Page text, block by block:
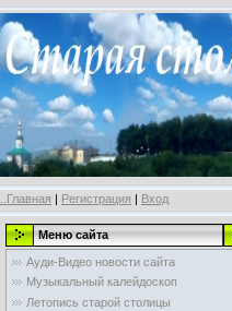
..Главная | Регистрация | Вход
Меню сайта
Ауди-Видео новости сайта
Музыкальный калейдоскоп
Летопись старой столицы